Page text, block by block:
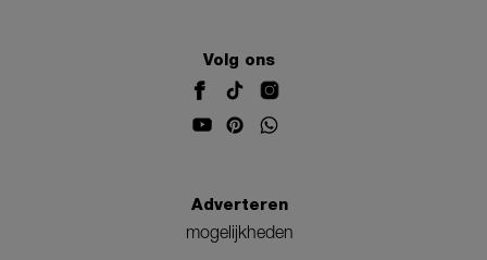
Volg ons
Adverteren
mogelijkheden